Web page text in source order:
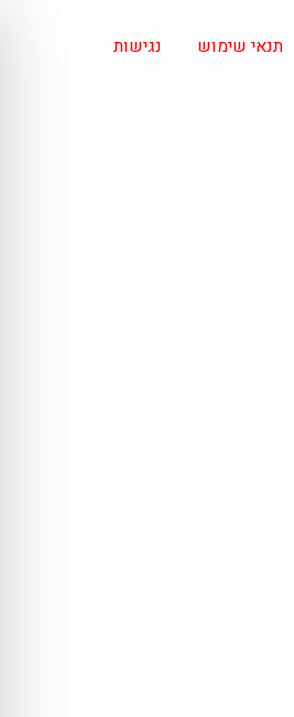
תנאי שימוש נגישות